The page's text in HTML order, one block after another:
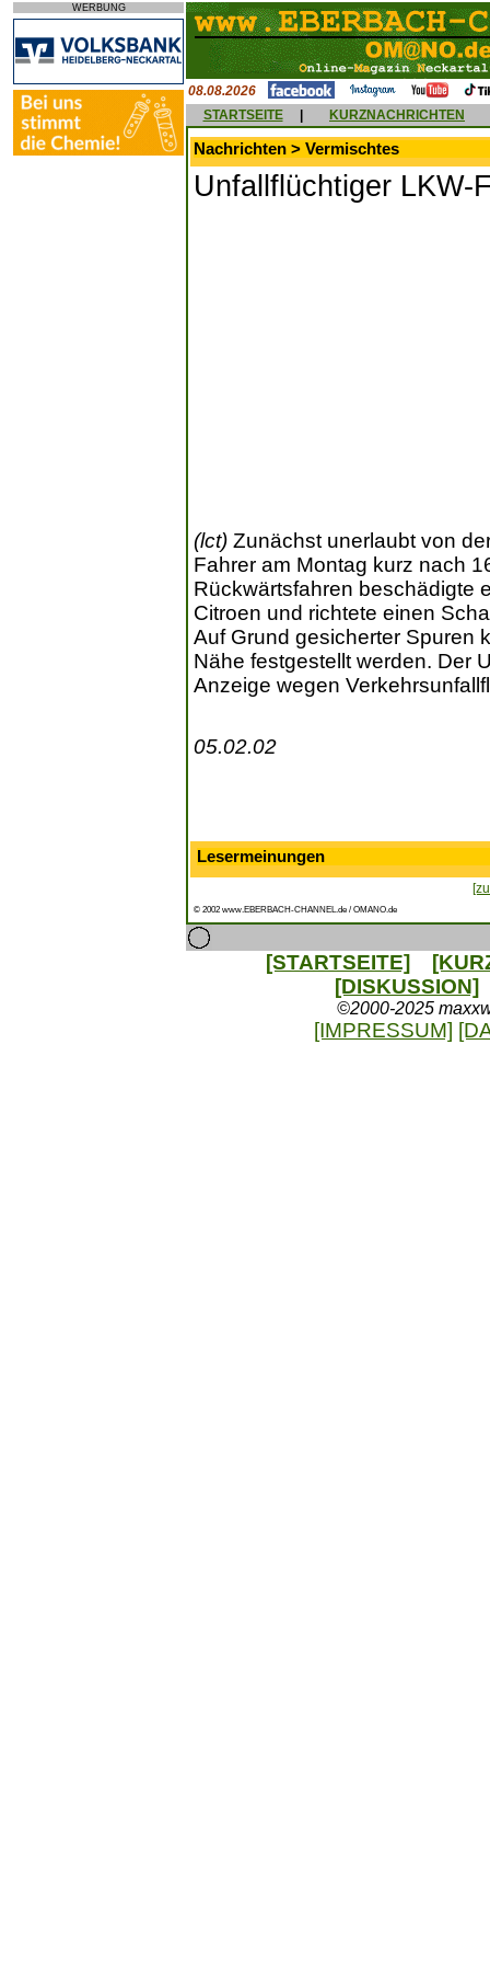
WERBUNG
08.08.2026
STARTSEITE
KURZNACHRICHTEN
Nachrichten > Vermischtes
Unfallflüchtiger LKW-
(lct) Zunächst unerlaubt von
Fahrer am Montag kurz nach
Rückwärtsfahren beschädigte
Citroen und richtete einen
Auf Grund gesicherter Spuren
Nähe festgestellt werden. Der
Anzeige wegen
05.02.02
Lesermeinungen
© 2002 www.EBERBACH-CHANNEL.de / OMANO.de
[STARTSEITE]
[DISKUSSION]
©2000-2025
[IMPRESSUM]